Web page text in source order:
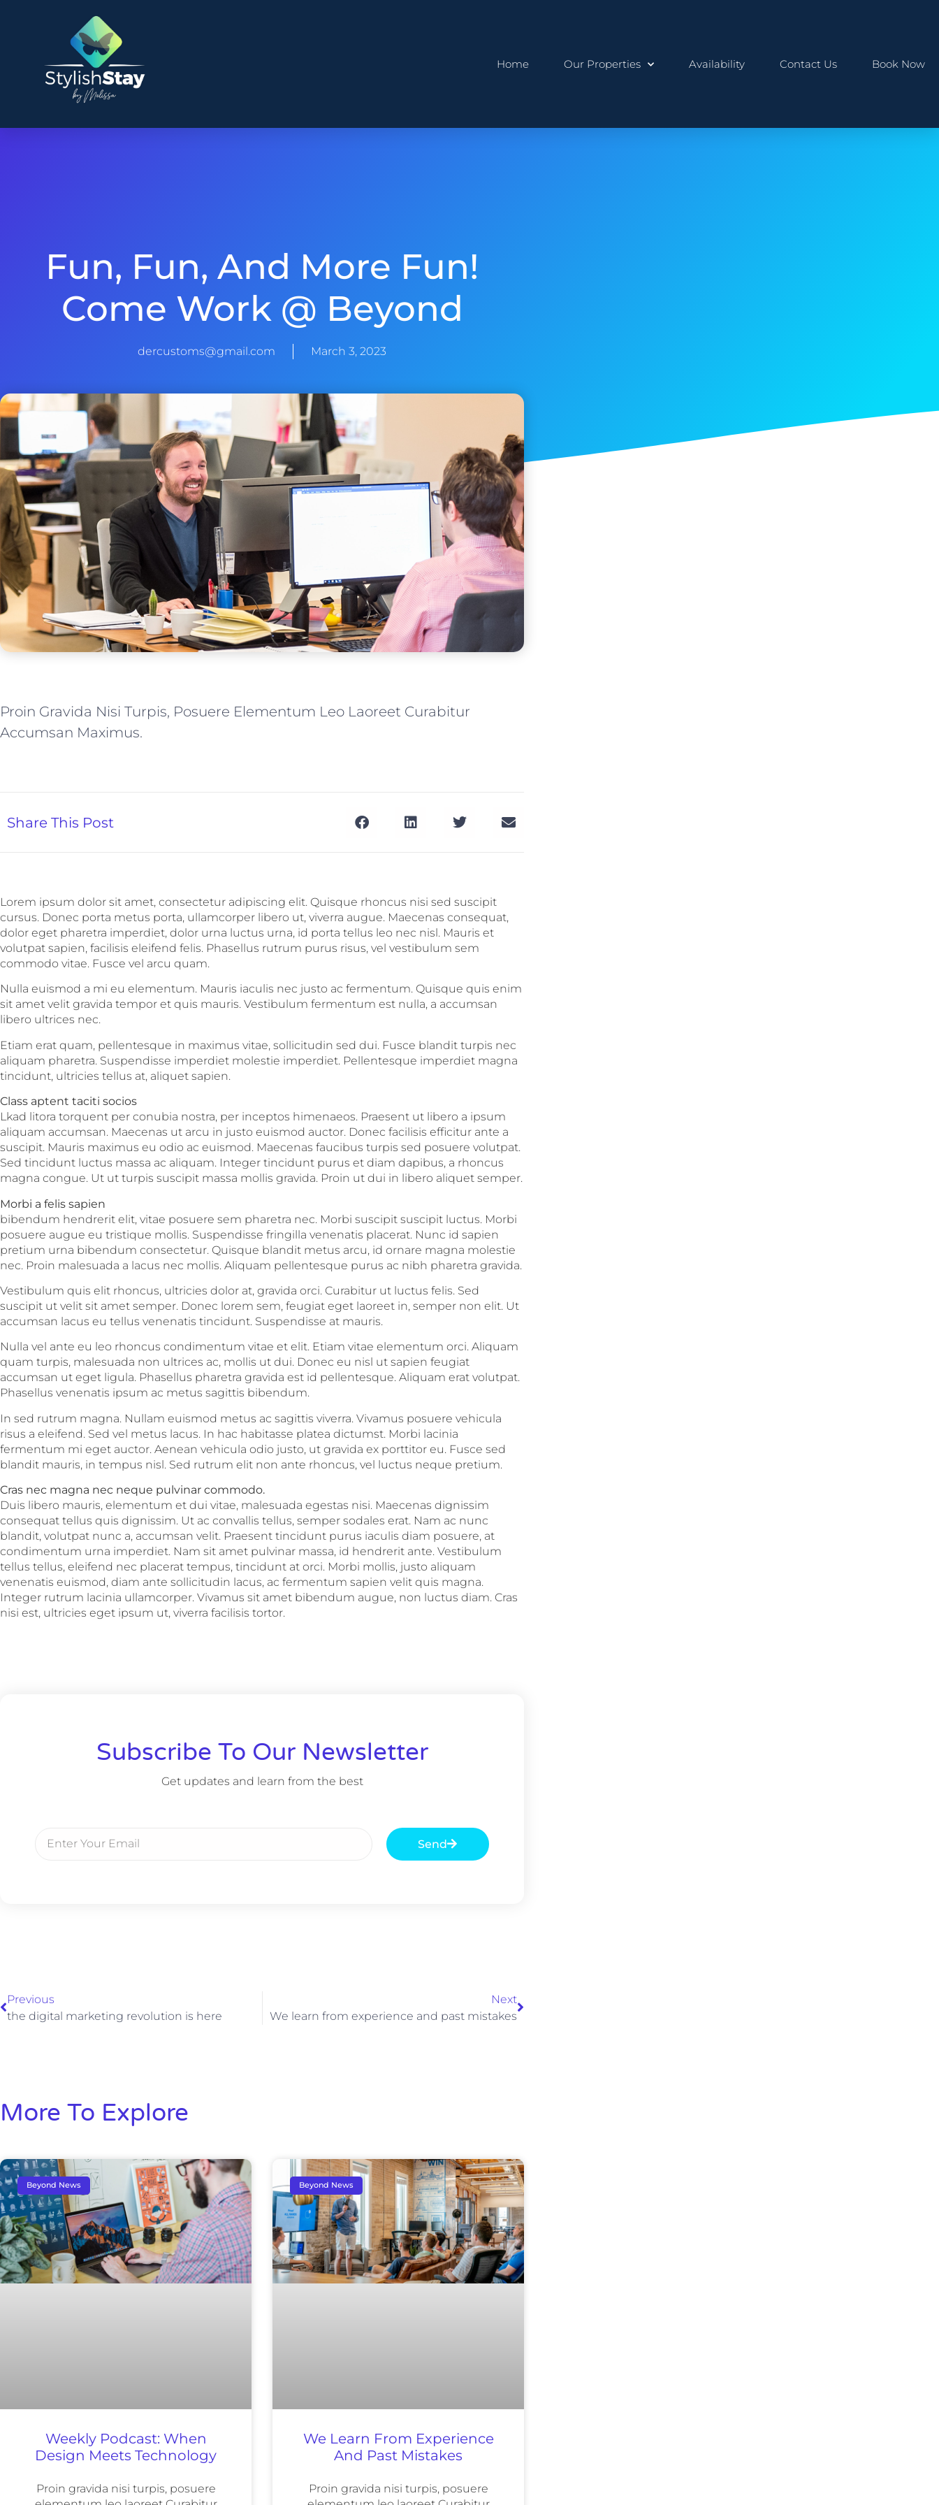
Home Our Properties Availability Contact Us Book Now
Fun, Fun, And More Fun!
Come Work @ Beyond
dercustoms@gmail.com March 3, 2023
Proin Gravida Nisi Turpis, Posuere Elementum Leo Laoreet Curabitur
Accumsan Maximus.
Share This Post
Lorem ipsum dolor sit amet, consectetur adipiscing elit. Quisque rhoncus nisi sed suscipit
cursus. Donec porta metus porta, ullamcorper libero ut, viverra augue. Maecenas consequat,
dolor eget pharetra imperdiet, dolor urna luctus urna, id porta tellus leo nec nisl. Mauris et
volutpat sapien, facilisis eleifend felis. Phasellus rutrum purus risus, vel vestibulum sem
commodo vitae. Fusce vel arcu quam.
Nulla euismod a mi eu elementum. Mauris iaculis nec justo ac fermentum. Quisque quis enim
sit amet velit gravida tempor et quis mauris. Vestibulum fermentum est nulla, a accumsan
libero ultrices nec.
Etiam erat quam, pellentesque in maximus vitae, sollicitudin sed dui. Fusce blandit turpis nec
aliquam pharetra. Suspendisse imperdiet molestie imperdiet. Pellentesque imperdiet magna
tincidunt, ultricies tellus at, aliquet sapien.
Class aptent taciti socios
Lkad litora torquent per conubia nostra, per inceptos himenaeos. Praesent ut libero a ipsum
aliquam accumsan. Maecenas ut arcu in justo euismod auctor. Donec facilisis efficitur ante a
suscipit. Mauris maximus eu odio ac euismod. Maecenas faucibus turpis sed posuere volutpat.
Sed tincidunt luctus massa ac aliquam. Integer tincidunt purus et diam dapibus, a rhoncus
magna congue. Ut ut turpis suscipit massa mollis gravida. Proin ut dui in libero aliquet semper.
Morbi a felis sapien
bibendum hendrerit elit, vitae posuere sem pharetra nec. Morbi suscipit suscipit luctus. Morbi
posuere augue eu tristique mollis. Suspendisse fringilla venenatis placerat. Nunc id sapien
pretium urna bibendum consectetur. Quisque blandit metus arcu, id ornare magna molestie
nec. Proin malesuada a lacus nec mollis. Aliquam pellentesque purus ac nibh pharetra gravida.
Vestibulum quis elit rhoncus, ultricies dolor at, gravida orci. Curabitur ut luctus felis. Sed
suscipit ut velit sit amet semper. Donec lorem sem, feugiat eget laoreet in, semper non elit. Ut
accumsan lacus eu tellus venenatis tincidunt. Suspendisse at mauris.
Nulla vel ante eu leo rhoncus condimentum vitae et elit. Etiam vitae elementum orci. Aliquam
quam turpis, malesuada non ultrices ac, mollis ut dui. Donec eu nisl ut sapien feugiat
accumsan ut eget ligula. Phasellus pharetra gravida est id pellentesque. Aliquam erat volutpat.
Phasellus venenatis ipsum ac metus sagittis bibendum.
In sed rutrum magna. Nullam euismod metus ac sagittis viverra. Vivamus posuere vehicula
risus a eleifend. Sed vel metus lacus. In hac habitasse platea dictumst. Morbi lacinia
fermentum mi eget auctor. Aenean vehicula odio justo, ut gravida ex porttitor eu. Fusce sed
blandit mauris, in tempus nisl. Sed rutrum elit non ante rhoncus, vel luctus neque pretium.
Cras nec magna nec neque pulvinar commodo.
Duis libero mauris, elementum et dui vitae, malesuada egestas nisi. Maecenas dignissim
consequat tellus quis dignissim. Ut ac convallis tellus, semper sodales erat. Nam ac nunc
blandit, volutpat nunc a, accumsan velit. Praesent tincidunt purus iaculis diam posuere, at
condimentum urna imperdiet. Nam sit amet pulvinar massa, id hendrerit ante. Vestibulum
tellus tellus, eleifend nec placerat tempus, tincidunt at orci. Morbi mollis, justo aliquam
venenatis euismod, diam ante sollicitudin lacus, ac fermentum sapien velit quis magna.
Integer rutrum lacinia ullamcorper. Vivamus sit amet bibendum augue, non luctus diam. Cras
nisi est, ultricies eget ipsum ut, viverra facilisis tortor.
Subscribe To Our Newsletter
Get updates and learn from the best
Send
Previous
the digital marketing revolution is here
Next
We learn from experience and past mistakes
More To Explore
Beyond News
Weekly Podcast: When
Design Meets Technology
Proin gravida nisi turpis, posuere
Beyond News
We Learn From Experience
And Past Mistakes
Proin gravida nisi turpis, posuere